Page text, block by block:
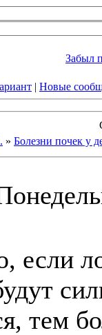
Забыл
| Новые
» Болезни почек у
если
тем